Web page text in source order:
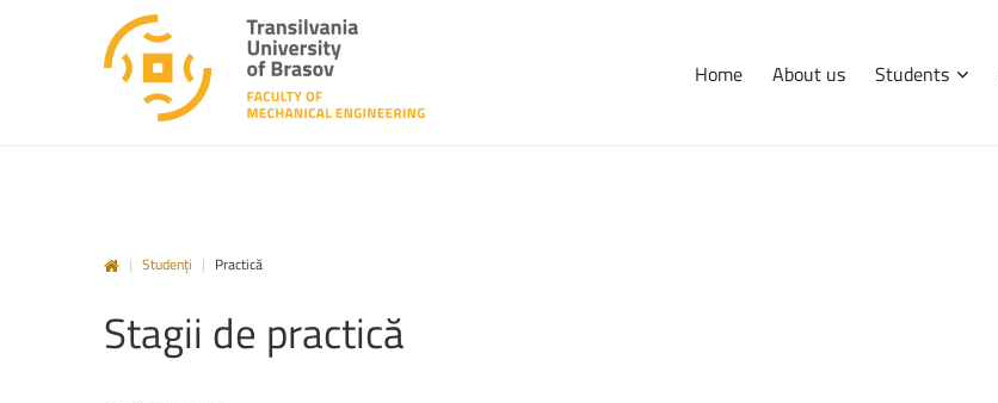
Home About us Students
| Studenți | Practică
Stagii de practică